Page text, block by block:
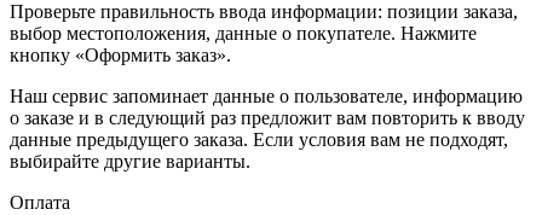
Проверьте правильность ввода информации: позиции заказа,
выбор местоположения, данные о покупателе. Нажмите
кнопку «Оформить заказ».
Наш сервис запоминает данные о пользователе, информацию
о заказе и в следующий раз предложит вам повторить к вводу
данные предыдущего заказа. Если условия вам не подходят,
выбирайте другие варианты.
Оплата